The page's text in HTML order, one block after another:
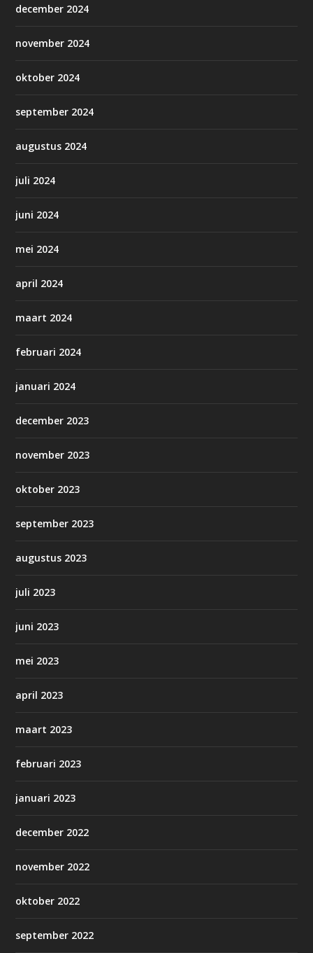
december 2024
november 2024
oktober 2024
september 2024
augustus 2024
juli 2024
juni 2024
mei 2024
april 2024
maart 2024
februari 2024
januari 2024
december 2023
november 2023
oktober 2023
september 2023
augustus 2023
juli 2023
juni 2023
mei 2023
april 2023
maart 2023
februari 2023
januari 2023
december 2022
november 2022
oktober 2022
september 2022